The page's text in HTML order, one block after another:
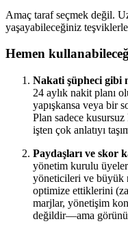
Amaç taraf seçmek değil.
yaşayabileceğiniz
Hemen
Nakati şüpheci gibi
24 aylık nakit planı
yapışkansa veya bir
Plan sadece kusursuz
işten çok anlatıyı
Paydaşları ve skor
yönetim kurulu
yöneticileri ve büyük
optimize ettiklerini
marjlar, yönetişim
değildir—ama